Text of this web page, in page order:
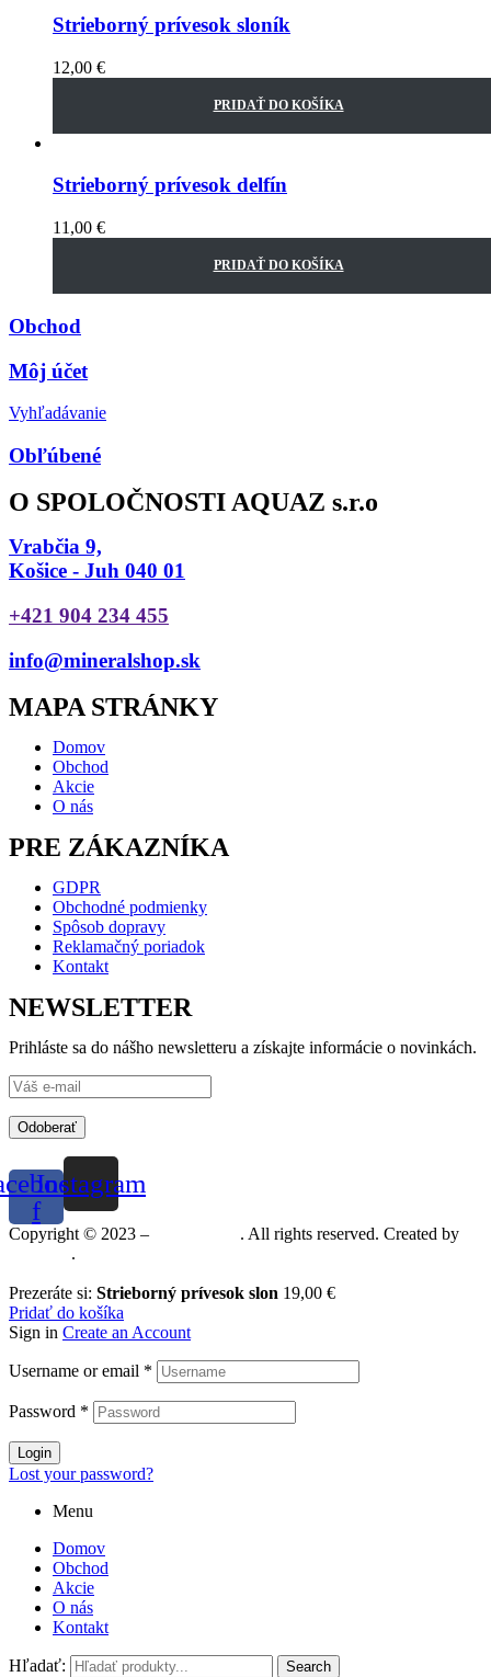
Strieborný prívesok sloník
12,00 €
PRIDAŤ DO KOŠÍKA
Strieborný prívesok delfín
11,00 €
PRIDAŤ DO KOŠÍKA
Obchod
Môj účet
Vyhľadávanie
Obľúbené
O SPOLOČNOSTI AQUAZ s.r.o
Vrabčia 9,
Košice - Juh 040 01
+421 904 234 455
info@mineralshop.sk
MAPA STRÁNKY
Domov
Obchod
Akcie
O nás
PRE ZÁKAZNÍKA
GDPR
Obchodné podmienky
Spôsob dopravy
Reklamačný poriadok
Kontakt
NEWSLETTER
Prihláste sa do nášho newsletteru a získajte informácie o novinkách.
Odoberať
f
Instagram
Copyright © 2023 –
. All rights reserved. Created by
.
Prezeráte si: Strieborný prívesok slon 19,00 €
Pridať do košíka
Sign in Create an Account
Username or email *
Password *
Login
Lost your password?
Menu
Domov
Obchod
Akcie
O nás
Kontakt
Hľadať: Search